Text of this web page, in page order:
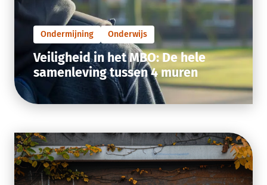
Ondermijning Onderwijs
Veiligheid in het MBO: De hele
samenleving tussen 4 muren